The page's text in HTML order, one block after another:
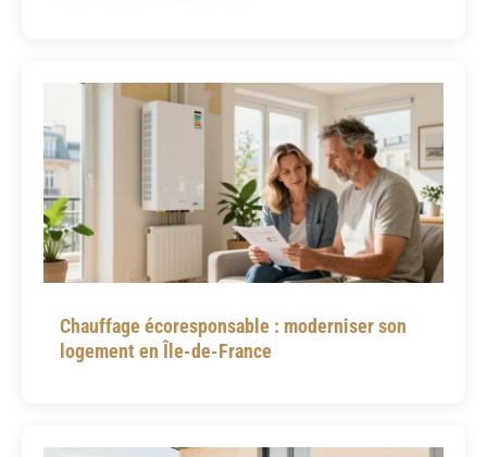
Chauffage écoresponsable : moderniser son
logement en Île-de-France